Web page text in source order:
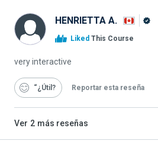
HENRIETTA A.
Liked This Course
very interactive
“¿Útil Reportar esta reseña
Ver 2 más reseñas